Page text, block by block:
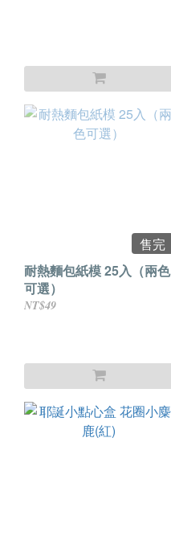
售完
耐熱麵包紙模 25入（兩色
可選）
NT$49